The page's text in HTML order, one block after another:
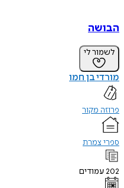
הבושה
לשמור לי
מורדי בן חמו
פרוזה מקור
ספרי צמרת
202עמודים